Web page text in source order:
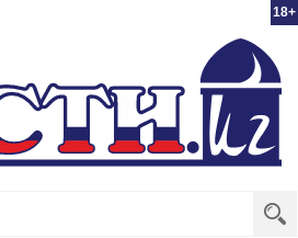
18+